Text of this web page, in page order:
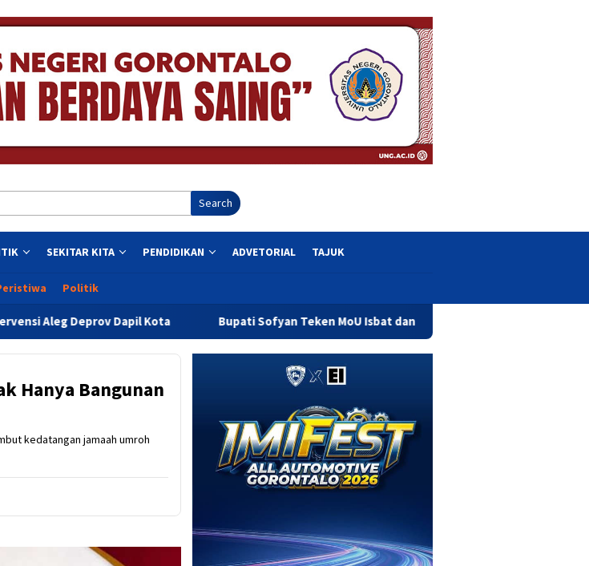
Search
SEKITAR KITA PENDIDIKAN ADVETORIAL TAJUK
Politik
Kota Bupati Sofyan Teken MoU Isbat dan Pendaftaran Tanah Wakaf Se Provinsi Gorontalo
Hanya Bangunan
kedatangan jamaah umroh